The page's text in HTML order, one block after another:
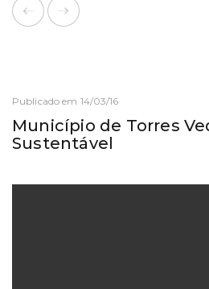
Publicado em 14/03/16
Município de Torres
Sustentável